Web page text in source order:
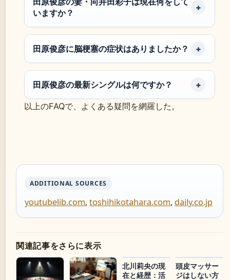
いますか？
田原俊彦に脳梗塞の症状はありましたか？
田原俊彦の最新シングルは何ですか？
以上のFAQで、よくある疑問を網羅した。
ADDITIONAL SOURCES
youtubelib.com, toshihikotahara.com, daily.co.jp
関連記事をさらに表示
北川莉央の現
在と経歴：活
頭皮マッサー
ジはしない方